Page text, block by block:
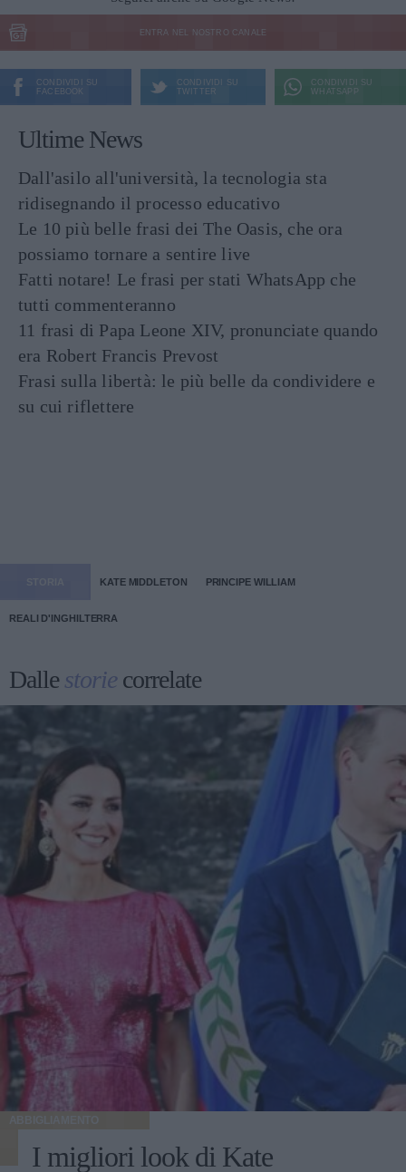
ENTRA NEL NOSTRO CANALE
CONDIVIDI SU
FACEBOOK
CONDIVIDI SU
TWITTER
CONDIVIDI SU
WHATSAPP
Ultime News
Dall'asilo all'università, la tecnologia sta
ridisegnando il processo educativo
Le 10 più belle frasi dei The Oasis, che ora
possiamo tornare a sentire live
Fatti notare! Le frasi per stati WhatsApp che
tutti commenteranno
11 frasi di Papa Leone XIV, pronunciate quando
era Robert Francis Prevost
Frasi sulla libertà: le più belle da condividere e
su cui riflettere
KATE MIDDLETON PRINCIPE WILLIAM
REALI D'INGHILTERRA
Dallestorie correlate
ABBIGLIAMENTO
I migliori look di Kate